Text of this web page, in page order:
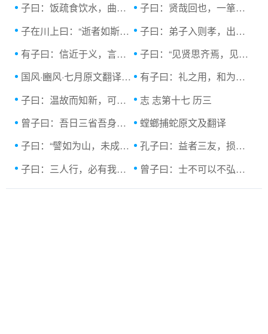
子曰：饭疏食饮水，曲肱而枕之，乐亦在其中.
子曰：贤哉回也，一箪食，一瓢饮，在陋巷，...原
子在川上曰：“逝者如斯夫，不舍昼夜。”.
子曰：弟子入则孝，出则弟，谨而信，汎爱众...
有子曰：信近于义，言可复也；恭近于礼，远...
子曰：“见贤思齐焉，见不贤而内自省也。
国风·豳风·七月原文翻译及赏析
有子曰：礼之用，和为贵。先王之道，斯为美.
子曰：温故而知新，可以为师矣。...原文及
志 志第十七 历三
曾子曰：吾日三省吾身。为人谋而不忠乎？
螳螂捕蛇原文及翻译
子曰：“譬如为山，未成一篑，止，吾止也；...原
孔子曰：益者三友，损者三友。，友直，友谅...
子曰：三人行，必有我师焉。择其善者而从
曾子曰：士不可以不弘毅，任重而道远。仁